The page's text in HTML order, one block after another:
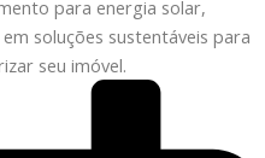
para energia solar,
soluções sustentáveis para
seu imóvel.